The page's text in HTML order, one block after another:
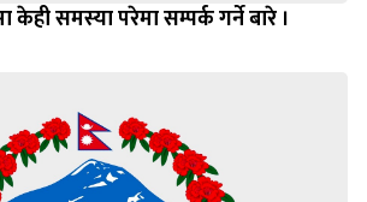
केही समस्या परेमा सम्पर्क गर्ने बारे ।